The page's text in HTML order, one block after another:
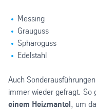
Messing
Grauguss
Sphäroguss
Edelstahl
Auch
immer wieder gefragt. So
einem Heizmantel , um